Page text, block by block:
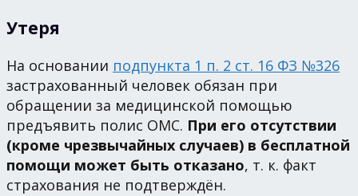
Утеря
На основании подпункта 1 п. 2 ст. 16 ФЗ №326
застрахованный человек обязан при
обращении за медицинской помощью
предъявить полис ОМС. При его отсутствии
(кроме чрезвычайных случаев) в бесплатной
помощи может быть отказано, т. к. факт
страхования не подтверждён.